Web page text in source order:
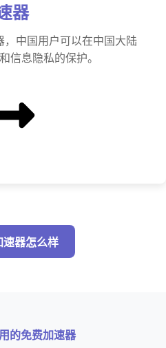
器
中国用户可以在中国大陆
信息隐私的保护。
器怎么样
的免费加速器